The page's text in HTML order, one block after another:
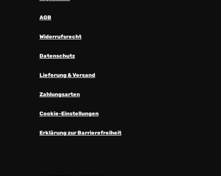
AGB
Widerrufsrecht
Datenschutz
Lieferung & Versand
Zahlungsarten
Cookie-Einstellungen
Erklärung zur Barrierefreiheit